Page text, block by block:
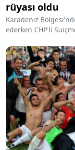
rüyası oldu
Karadeniz
ederken CHP'li
25'lere varan bir
"Zararlıya karşı
fiyatları devlet